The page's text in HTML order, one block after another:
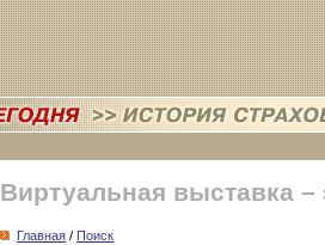
Виртуальная выставка –
Главная / Поиск